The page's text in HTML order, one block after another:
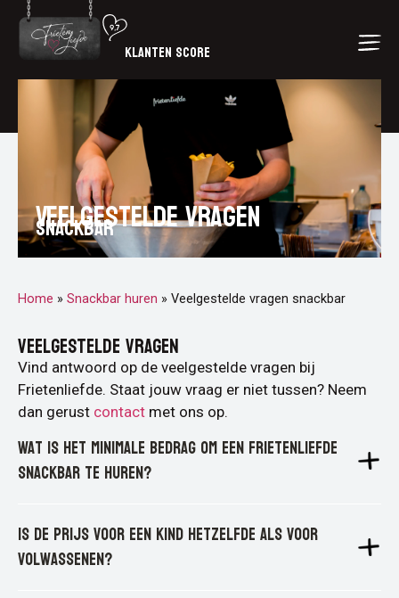
KLANTEN SCORE
Veelgestelde vragen
snackbar
Home » Snackbar huren » Veelgestelde vragen snackbar
VEELGESTELDE VRAGEN
Vind antwoord op de veelgestelde vragen bij
Frietenliefde. Staat jouw vraag er niet tussen? Neem
dan gerust contact met ons op.
Wat is het minimale bedrag om een Frietenliefde
snackbar te huren?
Is de prijs voor een kind hetzelfde als voor
volwassenen?